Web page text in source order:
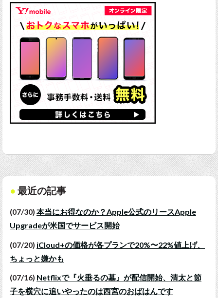
最近の記事
(07/30) 本当にお得なのか？Apple公式のリースApple
Upgradeが米国でサービス開始
(07/20) iCloud+の価格が各プランで20%〜22%値上げ、
ちょっと嫌かも
(07/16) Netflixで『火垂るの墓』が配信開始、清太と節
子を横穴に追いやったのは西宮のおばはんです